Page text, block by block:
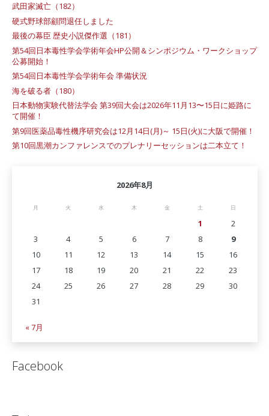
武田家滅亡（182）
硬式野球部顧問退任しました
最後の幕臣 歴史小説傑作選（181）
第54回日本毒性学会学術年会HP公開＆シンポジウム・ワークショップ
公募開始！
第54回日本毒性学会学術年会 準備状況
海を破る者（180）
日本動物実験代替法学会 第39回大会は2026年11月13〜15日に姫路に
て開催！
第9回医薬品毒性機序研究会は12月14日(月)～ 15日(火)に大阪で開催！
第10回黒潮カンファレンスでのプレナリーセッションは二本立て！
2026年8月
月 火 水 木 金 土 日
1
2
3
4 5 6 7 8
9
10
11 12 13 14 15
16
17
18 19 20 21 22
23
24
25 26 27 28 29
30
31
« 7月
Facebook